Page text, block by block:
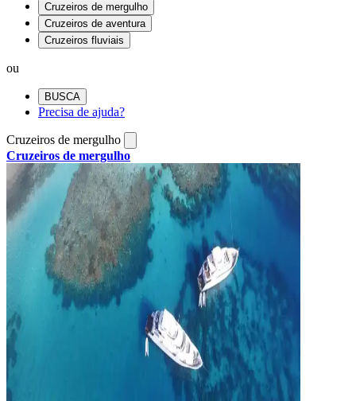
Cruzeiros de mergulho
Cruzeiros de aventura
Cruzeiros fluviais
ou
BUSCA
Precisa de ajuda?
Cruzeiros de mergulho
Cruzeiros de mergulho